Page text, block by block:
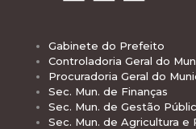
Gabinete do Prefeito
Controladoria Geral do
Procuradoria Geral do
Sec. Mun. de Finanças
Sec. Mun. de Gestão
Sec. Mun. de Agricultura e